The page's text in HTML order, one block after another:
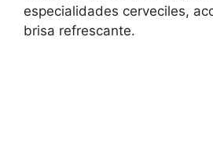
especialidades cerveciles,
brisa refrescante.